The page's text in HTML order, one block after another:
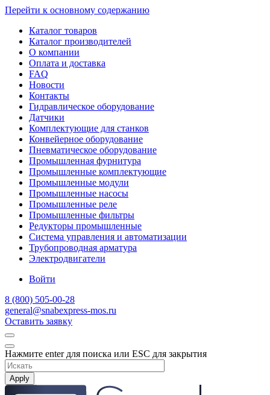
Перейти к основному содержанию
Каталог товаров
Каталог производителей
О компании
Оплата и доставка
FAQ
Новости
Контакты
Гидравлическое оборудование
Датчики
Комплектующие для станков
Конвейерное оборудование
Пневматическое оборудование
Промышленная фурнитура
Промышленные комплектующие
Промышленные модули
Промышленные насосы
Промышленные реле
Промышленные фильтры
Редукторы промышленные
Система управления и автоматизации
Трубопроводная арматура
Электродвигатели
Войти
8 (800) 505-00-28
general@snabexpress-mos.ru
Оставить заявку
Нажмите enter для поиска или ESC для закрытия
Apply